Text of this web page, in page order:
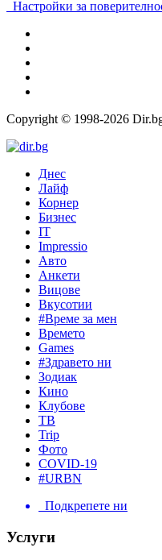
Настройки за
Copyright © 1998-2026
Днес
Лайф
Корнер
Бизнес
IT
Impressio
Авто
Анкети
Вицове
Вкусотии
#Време за мен
Времето
Games
#Здравето ни
Зодиак
Кино
Клубове
ТВ
Trip
Фото
COVID-19
#URBN
Подкрепете ни
Услуги